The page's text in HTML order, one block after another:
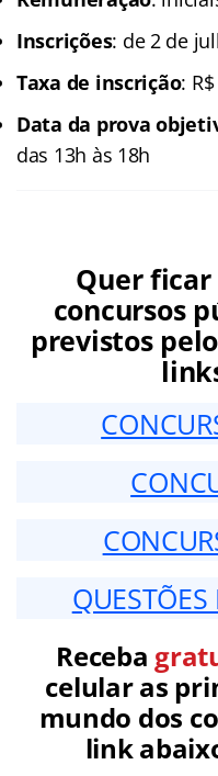
Inscrições: de 2 de
Taxa de inscrição:
Data da prova
das 13h às 18h
Quer
concursos
previstos
Receba
celular as
mundo dos
link